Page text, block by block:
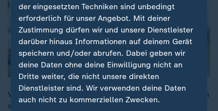
Viele wissen nach der Schule nicht, wie es weitergehen
soll: Studium, Ausbildung oder erst mal etwas ganz
der eingesetzten Techniken sind unbedingt
erforderlich für unser Angebot. Mit deiner
Zustimmung dürfen wir und unsere Dienstleister
darüber hinaus Informationen auf deinem Gerät
speichern und/oder abrufen. Dabei geben wir
deine Daten ohne deine Einwilligung nicht an
Dritte weiter, die nicht unsere direkten
Dienstleister sind. Wir verwenden deine Daten
auch nicht zu kommerziellen Zwecken.